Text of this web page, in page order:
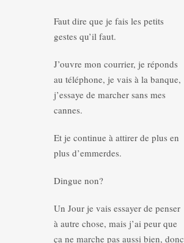
Faut dire que je fais les petits
gestes qu’il faut.
J’ouvre mon courrier, je réponds
au téléphone, je vais à la banque,
j’essaye de marcher sans mes
cannes.
Et je continue à attirer de plus en
plus d’emmerdes.
Dingue non?
Un Jour je vais essayer de penser
à autre chose, mais j’ai peur que
ça ne marche pas aussi bien, donc